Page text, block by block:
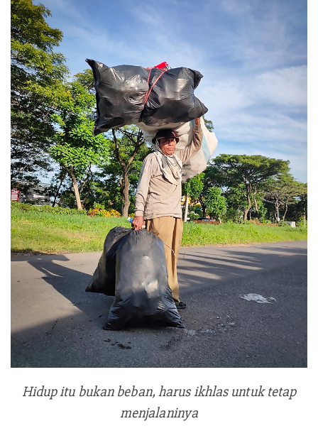
Hidup itu bukan beban, harus ikhlas untuk tetap
menjalaninya